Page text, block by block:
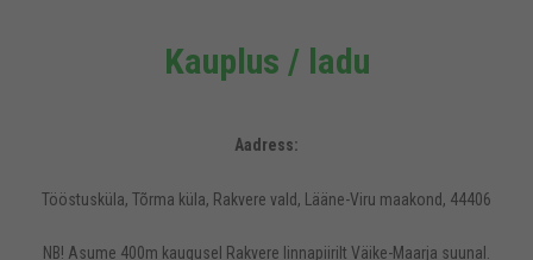
Kauplus / ladu
Aadress:
Tööstusküla, Tõrma küla, Rakvere vald, Lääne-Viru maakond, 44406
NB! Asume 400m kaugusel Rakvere linnapiirilt Väike-Maarja suunal.